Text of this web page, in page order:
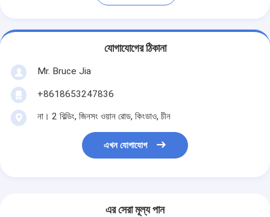
যোগাযোগের ঠিকানা
Mr. Bruce Jia
+8618653247836
না। 2 বিল্ডিং, জিনসং ওয়ান রোড, কিংডাও, চীন
এখন যোগাযোগ
এর সেরা মূল্য পান